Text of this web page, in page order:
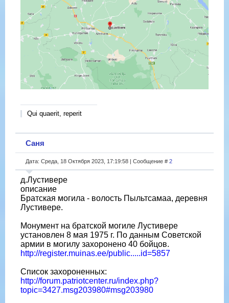
Qui quaerit, reperit
Саня
Дата: Среда, 18 Октября 2023, 17:19:58 | Сообщение # 2
д.Лустивере
описание
Братская могила - волость Пыльтсамаа, деревня
Лустивере.
Монумент на братской могиле Лустивере
установлен 8 мая 1975 г. По данным Советской
армии в могилу захоронено 40 бойцов.
http://register.muinas.ee/public.....id=5857
Список захороненных:
http://forum.patriotcenter.ru/index.php?
topic=3427.msg203980#msg203980